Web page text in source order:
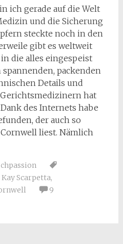
ich gerade auf die Welt
und die Sicherung
steckte noch in den
gibt es weltweit
die alles eingespeist
spannenden, packenden
Details und
hat
des Internets habe
der auch so
liest. Nämlich
Kay Scarpetta,
9